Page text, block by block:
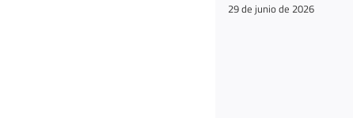
29 de junio de 2026